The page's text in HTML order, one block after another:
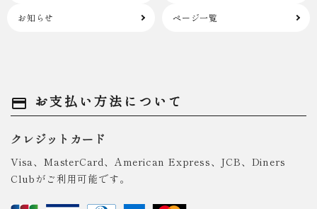
お知らせ ページ一覧
payment お支払い方法について
クレジットカード
Visa、MasterCard、American Express、JCB、Diners
Clubがご利用可能です。